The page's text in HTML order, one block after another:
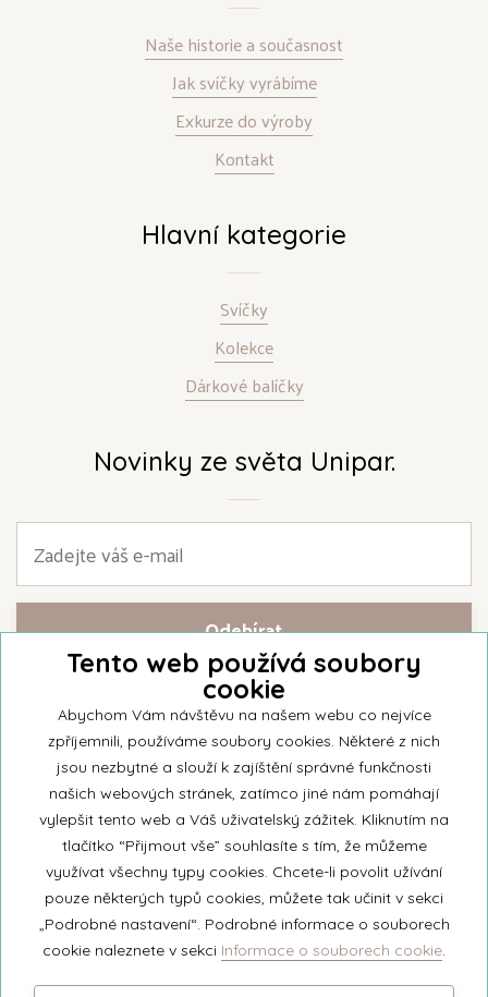
Naše historie a současnost
Jak svíčky vyrábíme
Exkurze do výroby
Kontakt
Hlavní kategorie
Svíčky
Kolekce
Dárkové balíčky
Novinky ze světa Unipar.
Přihlašte se k našemu newsletteru a buďte jako první informováni o
nejnovějších kolekcích svíček a aktualitách z rodinné firmy Unipar.
© 2026 Unipar
+420 571 651 531
eshop@unipar.cz
Tento web používá soubory
cookie
Abychom Vám návštěvu na našem webu co nejvíce
zpříjemnili, používáme soubory cookies. Některé z nich
jsou nezbytné a slouží k zajíštění správné funkčnosti
našich webových stránek, zatímco jiné nám pomáhají
vylepšit tento web a Váš uživatelský zážitek. Kliknutím na
tlačítko “Přijmout vše” souhlasíte s tím, že můžeme
využívat všechny typy cookies. Chcete-li povolit užívání
pouze některých typů cookies, můžete tak učinit v sekci
„Podrobné nastavení“. Podrobné informace o souborech
cookie naleznete v sekci Informace o souborech cookie.